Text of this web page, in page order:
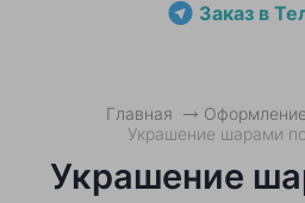
Заказ в
Главная
Украшение шарами
Украшение